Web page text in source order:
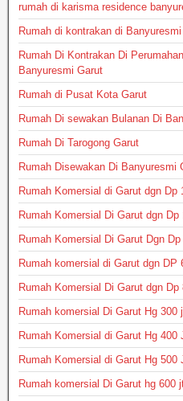
rumah di karisma residence
Rumah di kontrakan di
Rumah Di Kontrakan Di
Banyuresmi Garut
Rumah di Pusat Kota Garut
Rumah Di sewakan Bulanan Di
Rumah Di Tarogong Garut
Rumah Disewakan Di Banyuresmi
Rumah Komersial di Garut dgn Dp
Rumah Komersial Di Garut dgn Dp
Rumah Komersial Di Garut Dgn
Rumah komersial di Garut dgn DP
Rumah Komersial Di Garut dgn Dp
Rumah komersial Di Garut Hg 300
Rumah Komersial di Garut Hg 400
Rumah Komersial di Garut Hg 500
Rumah komersial Di Garut hg 600